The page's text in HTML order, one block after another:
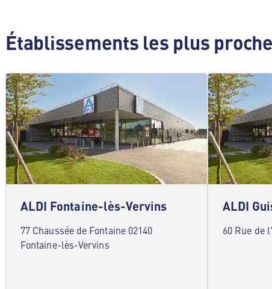
Établissements les plus
ALDI Fontaine-lès-Vervins
77 Chaussée de Fontaine 02140
Fontaine-lès-Vervins
ALDI
60 Rue de